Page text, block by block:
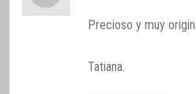
Precioso y muy
Tatiana.